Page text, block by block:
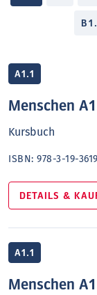
A1.1
Menschen
Kursbuch
ISBN:978-3-19-
DETAILS &
A1.1
Menschen